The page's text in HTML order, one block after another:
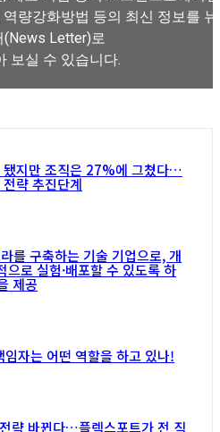
량강화방법 등의 최신 정보를 뉴
(News Letter)로
보실 수 있습니다.
지만 조직은 27%에 그쳤다…
략 추진단계
를 구축하는 기술 기업으로, 개
으로 실험·배포할 수 있도록 하
제공
자는 어떤 역할을 하고 있나!
략 바뀐다…플렉스포트가 전 직